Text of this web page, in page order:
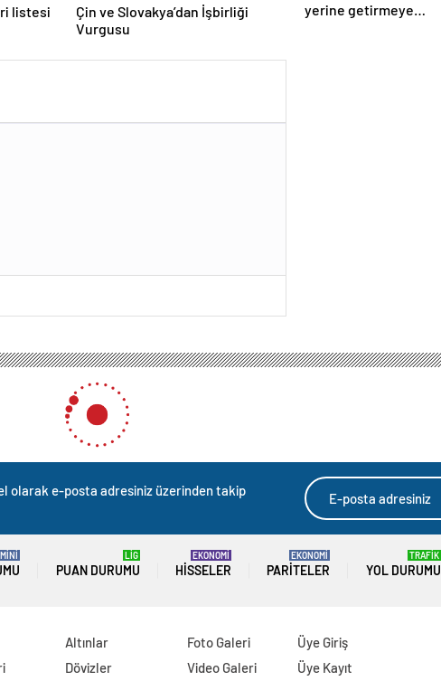
listesi
Çin ve Slovakya’dan İşbirliği
Vurgusu
yerine getirmeyen
olarak e-posta adresiniz üzerinden takip
PUAN DURUMU
LİG
HISSELER
EKONOMİ
PARITELER
EKONOMİ
YOL DURUMU
TRAFİK
Altınlar
Dövizler
Foto Galeri
Video Galeri
Üye Giriş
Üye Kayıt